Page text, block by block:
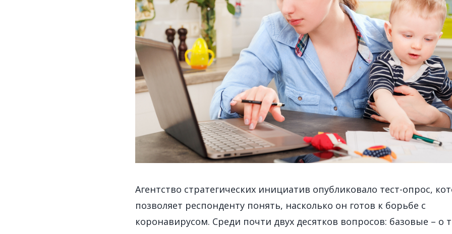
Агентство стратегических инициатив опубликовало тест-опрос,
позволяет респонденту понять, насколько он готов к борьбе с
коронавирусом. Среди почти двух десятков вопросов: базовые – о